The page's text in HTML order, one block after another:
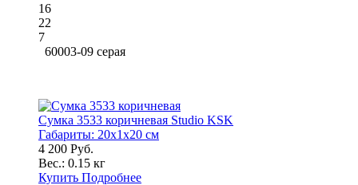
16
22
7
60003-09 серая
Сумка 3533 коричневая Studio KSK
Габариты: 20x1x20 см
4 200 Руб.
Вес.: 0.15 кг
Купить Подробнее